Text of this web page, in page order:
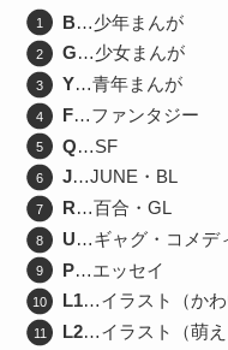
B…少年まんが
G…少女まんが
Y…青年まんが
F…ファンタジー
Q…SF
J…JUNE・BL
R…百合・GL
U…ギャグ・コメデ
P…エッセイ
L1…イラスト（かわ
L2…イラスト（萌え